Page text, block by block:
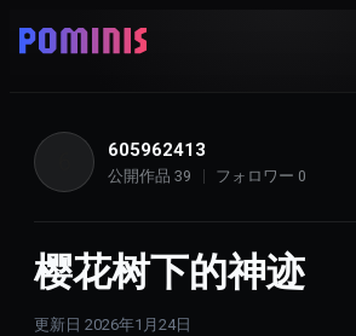
605962413
公開作品 39 フォロワー 0
樱花树下的神迹
更新日 2026年1月24日